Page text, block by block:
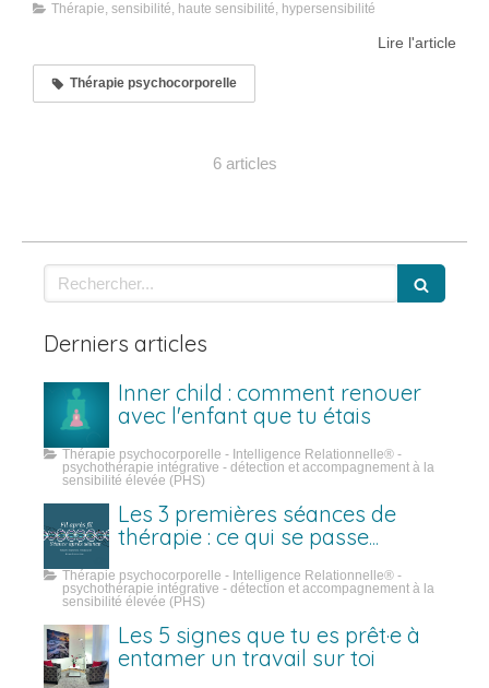
Thérapie, sensibilité, haute sensibilité, hypersensibilité
Lire l'article
Thérapie psychocorporelle
6 articles
Rechercher
Derniers articles
Inner child : comment renouer
avec l'enfant que tu étais
Thérapie psychocorporelle - Intelligence Relationnelle® -
psychothérapie intégrative - détection et accompagnement à la
sensibilité élevée (PHS)
Les 3 premières séances de
thérapie : ce qui se passe
Thérapie psychocorporelle - Intelligence Relationnelle® -
psychothérapie intégrative - détection et accompagnement à la
sensibilité élevée (PHS)
Les 5 signes que tu es prêt·e à
entamer un travail sur toi